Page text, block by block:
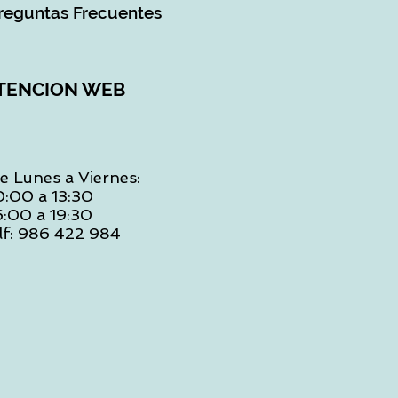
Frecuentes
WEB
Lunes a Viernes:
a 13:30
a 19:30
986 422 984